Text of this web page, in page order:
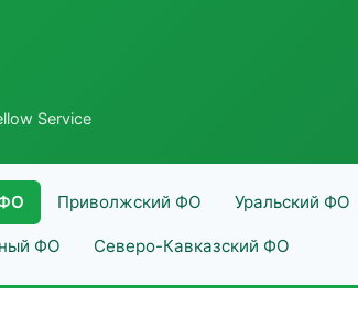
Service
Приволжский ФО Уральский ФО
ФО Северо-Кавказский ФО